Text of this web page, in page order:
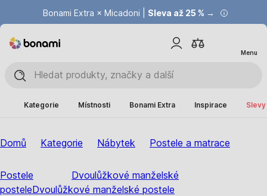
Bonami Extra × Micadoni | Sleva až 25 % →
Summer Sale | Ušetřete až 40 % →
Menu
Kategorie Místnosti Bonami Extra Inspirace
Domů Kategorie Nábytek Postele a matrace
Postele
Dvoulůžkové manželské
posteleDvoulůžkové manželské postele